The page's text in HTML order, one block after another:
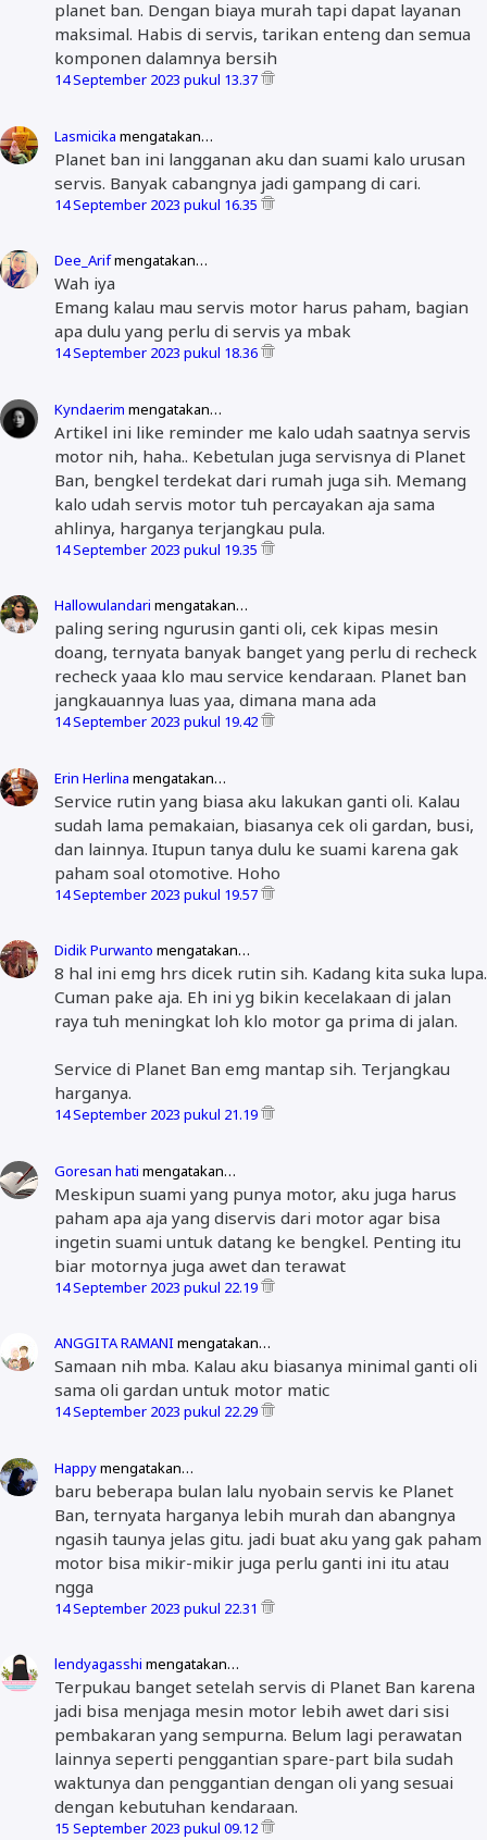
planet ban. Dengan biaya murah tapi dapat layanan
maksimal. Habis di servis, tarikan enteng dan semua
komponen dalamnya bersih
14 September 2023 pukul 13.37
Lasmicika mengatakan…
Planet ban ini langganan aku dan suami kalo urusan
servis. Banyak cabangnya jadi gampang di cari.
14 September 2023 pukul 16.35
Dee_Arifmengatakan…
Wah iya
Emang kalau mau servis motor harus paham, bagian
apa dulu yang perlu di servis ya mbak
14 September 2023 pukul 18.36
Kyndaerim mengatakan…
Artikel ini like reminder me kalo udah saatnya servis
motor nih, haha.. Kebetulan juga servisnya di Planet
Ban, bengkel terdekat dari rumah juga sih. Memang
kalo udah servis motor tuh percayakan aja sama
ahlinya, harganya terjangkau pula.
14 September 2023 pukul 19.35
Hallowulandari mengatakan…
paling sering ngurusin ganti oli, cek kipas mesin
doang, ternyata banyak banget yang perlu di recheck
recheck yaaa klo mau service kendaraan. Planet ban
jangkauannya luas yaa, dimana mana ada
14 September 2023 pukul 19.42
Erin Herlina mengatakan…
Service rutin yang biasa aku lakukan ganti oli. Kalau
sudah lama pemakaian, biasanya cek oli gardan, busi,
dan lainnya. Itupun tanya dulu ke suami karena gak
paham soal otomotive. Hoho
14 September 2023 pukul 19.57
Didik Purwanto mengatakan…
8 hal ini emg hrs dicek rutin sih. Kadang kita suka lupa.
Cuman pake aja. Eh ini yg bikin kecelakaan di jalan
raya tuh meningkat loh klo motor ga prima di jalan.
Service di Planet Ban emg mantap sih. Terjangkau
harganya.
14 September 2023 pukul 21.19
Goresan hati mengatakan…
Meskipun suami yang punya motor, aku juga harus
paham apa aja yang diservis dari motor agar bisa
ingetin suami untuk datang ke bengkel. Penting itu
biar motornya juga awet dan terawat
14 September 2023 pukul 22.19
ANGGITA RAMANI mengatakan…
Samaan nih mba. Kalau aku biasanya minimal ganti oli
sama oli gardan untuk motor matic
14 September 2023 pukul 22.29
Happymengatakan…
baru beberapa bulan lalu nyobain servis ke Planet
Ban, ternyata harganya lebih murah dan abangnya
ngasih taunya jelas gitu. jadi buat aku yang gak paham
motor bisa mikir-mikir juga perlu ganti ini itu atau
ngga
14 September 2023 pukul 22.31
lendyagasshi mengatakan…
Terpukau banget setelah servis di Planet Ban karena
jadi bisa menjaga mesin motor lebih awet dari sisi
pembakaran yang sempurna. Belum lagi perawatan
lainnya seperti penggantian spare-part bila sudah
waktunya dan penggantian dengan oli yang sesuai
dengan kebutuhan kendaraan.
15 September 2023 pukul 09.12